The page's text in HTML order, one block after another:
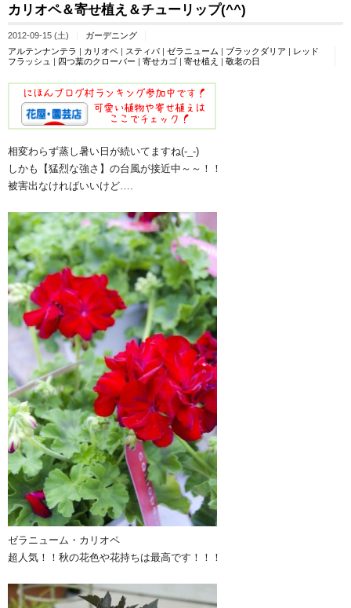
カリオペ＆寄せ植え＆チューリップ(^^)
2012-09-15 (土)
ガーデニング
アルテンナンテラ | カリオペ | スティパ | ゼラニューム | ブラックダリア | レッド
フラッシュ | 四つ葉のクローバー | 寄せカゴ | 寄せ植え | 敬老の日
相変わらず蒸し暑い日が続いてますね(-_-)
しかも【猛烈な強さ】の台風が接近中～～！！
被害出なければいいけど….
ゼラニューム・カリオペ
超人気！！秋の花色や花持ちは最高です！！！